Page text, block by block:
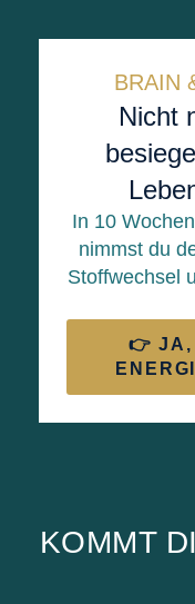
BRAIN
Nicht
In 10
nimmst du
Stoffwechsel
👉 JA,
KOMMT